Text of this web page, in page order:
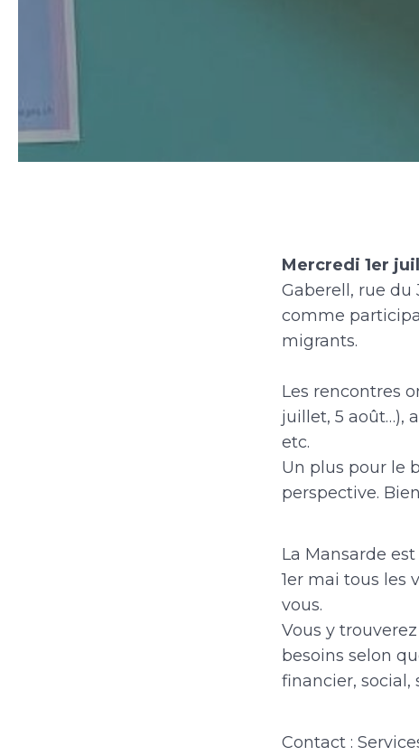
Mercredi 1er
Gaberell, rue du
comme
migrants.
Les rencontres
juillet, 5 août…),
etc.
Un plus pour le
perspective.
La Mansarde
1er mai tous les
vous.
Vous y
besoins selon
financier, social,
Contact :